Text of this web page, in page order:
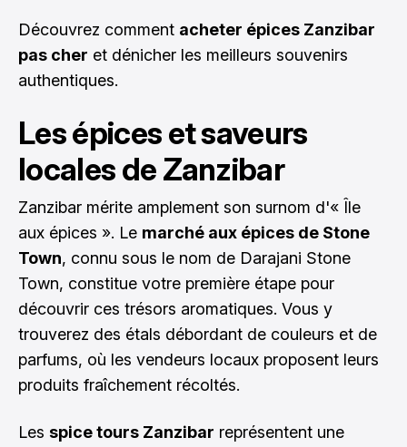
Découvrez comment acheter épices Zanzibar
pas cher et dénicher les meilleurs souvenirs
authentiques.
Les épices et saveurs
locales de Zanzibar
Zanzibar mérite amplement son surnom d'« Île
aux épices ». Le marché aux épices de Stone
Town, connu sous le nom de Darajani Stone
Town, constitue votre première étape pour
découvrir ces trésors aromatiques. Vous y
trouverez des étals débordant de couleurs et de
parfums, où les vendeurs locaux proposent leurs
produits fraîchement récoltés.
Les spice tours Zanzibar représentent une